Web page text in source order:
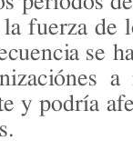
fuerza de
se
y podría